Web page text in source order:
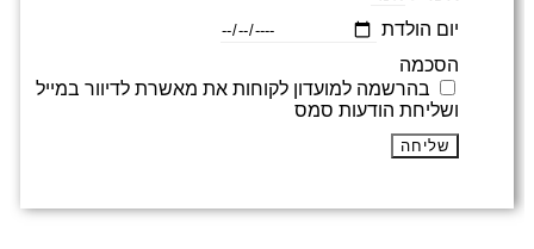
יום הולדת
הסכמה
בהרשמה למועדון לקוחות את מאשרת לדיוור במייל
ושליחת הודעות סמס
שליחה